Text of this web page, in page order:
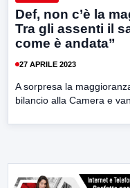
Def, non c’è la
Tra gli assenti il
come è andata”
27 APRILE 2023
A sorpresa la
bilancio alla Camera e